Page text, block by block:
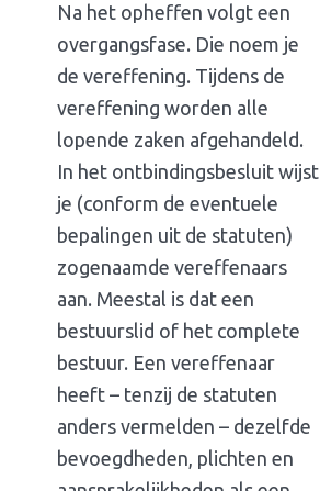
Na het opheffen volgt een
overgangsfase. Die noem je
de vereffening. Tijdens de
vereffening worden alle
lopende zaken afgehandeld.
In het ontbindingsbesluit wijst
je (conform de eventuele
bepalingen uit de statuten)
zogenaamde vereffenaars
aan. Meestal is dat een
bestuurslid of het complete
bestuur. Een vereffenaar
heeft – tenzij de statuten
anders vermelden – dezelfde
bevoegdheden, plichten en